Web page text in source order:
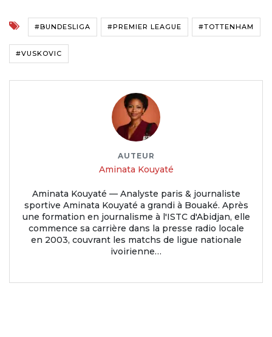
#BUNDESLIGA #PREMIER LEAGUE #TOTTENHAM
#VUSKOVIC
AUTEUR
Aminata Kouyaté
Aminata Kouyaté — Analyste paris & journaliste
sportive Aminata Kouyaté a grandi à Bouaké. Après
une formation en journalisme à l'ISTC d'Abidjan, elle
commence sa carrière dans la presse radio locale
en 2003, couvrant les matchs de ligue nationale
ivoirienne…